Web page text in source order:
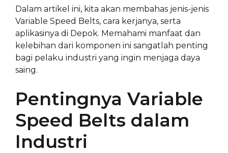
Dalam artikel ini, kita akan membahas jenis-jenis
Variable Speed Belts, cara kerjanya, serta
aplikasinya di Depok. Memahami manfaat dan
kelebihan dari komponen ini sangatlah penting
bagi pelaku industri yang ingin menjaga daya
saing.
Pentingnya Variable
Speed Belts dalam
Industri